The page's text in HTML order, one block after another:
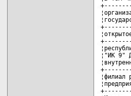
¦"ИК 9"
¦филиал